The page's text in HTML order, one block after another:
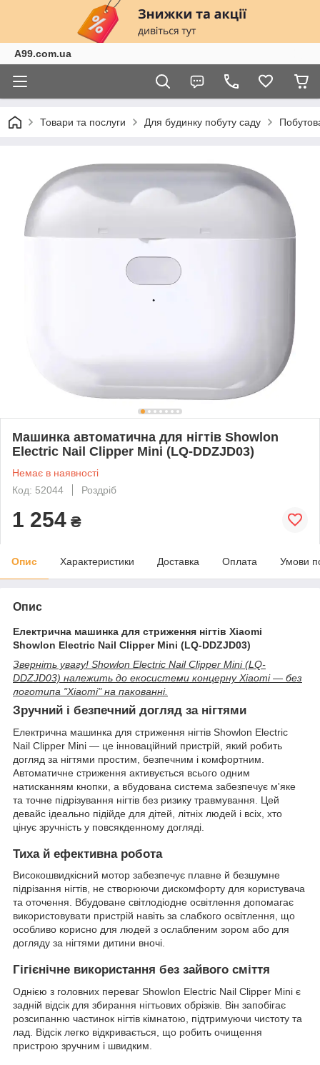
A99.com.ua
Товари та послуги Для будинку побуту саду
Машинка автоматична для нігтів Showlon
Electric Nail Clipper Mini (LQ-DDZJD03)
Немає в наявності
Код: 52044
Роздріб
1 254 ₴
Опис Характеристики Доставка Оплата Умови
Опис
Електрична машинка для стриження нігтів Xiaomi
Showlon Electric Nail Clipper Mini (LQ-DDZJD03)
Зверніть увагу! Showlon Electric Nail Clipper Mini (LQ-
DDZJD03) належить до екосистеми концерну Xiaomi — без
логотипа "Xiaomi" на пакованні.
Зручний і безпечний догляд за нігтями
Електрична машинка для стриження нігтів Showlon Electric
Nail Clipper Mini — це інноваційний пристрій, який робить
догляд за нігтями простим, безпечним і комфортним.
Автоматичне стриження активується всього одним
натисканням кнопки, а вбудована система забезпечує м'яке
та точне підрізування нігтів без ризику травмування. Цей
девайс ідеально підійде для дітей, літніх людей і всіх, хто
цінує зручність у повсякденному догляді.
Тиха й ефективна робота
Високошвидкісний мотор забезпечує плавне й безшумне
підрізання нігтів, не створюючи дискомфорту для користувача
та оточення. Вбудоване світлодіодне освітлення допомагає
використовувати пристрій навіть за слабкого освітлення, що
особливо корисно для людей з ослабленим зором або для
догляду за нігтями дитини вночі.
Гігієнічне використання без зайвого сміття
Однією з головних переваг Showlon Electric Nail Clipper Mini є
задній відсік для збирання нігтьових обрізків. Він запобігає
розсипанню частинок нігтів кімнатою, підтримуючи чистоту та
лад. Відсік легко відкривається, що робить очищення
пристрою зручним і швидким.